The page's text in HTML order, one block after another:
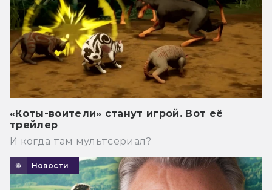
«Коты-воители» станут игрой. Вот её
трейлер
И когда там мультсериал?
Новости